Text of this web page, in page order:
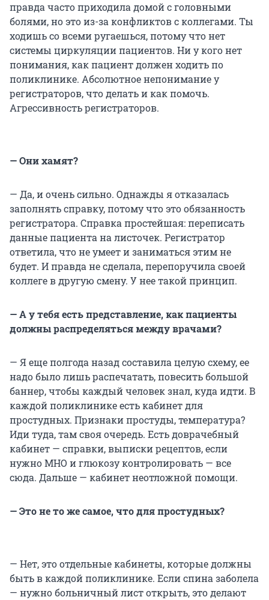
правда часто приходила домой с головными
болями, но это из-за конфликтов с коллегами. Ты
ходишь со всеми ругаешься, потому что нет
системы циркуляции пациентов. Ни у кого нет
понимания, как пациент должен ходить по
поликлинике. Абсолютное непонимание у
регистраторов, что делать и как помочь.
Агрессивность регистраторов.
— Они хамят?
— Да, и очень сильно. Однажды я отказалась
заполнять справку, потому что это обязанность
регистратора. Справка простейшая: переписать
данные пациента на листочек. Регистратор
ответила, что не умеет и заниматься этим не
будет. И правда не сделала, перепоручила своей
коллеге в другую смену. У нее такой принцип.
— А у тебя есть представление, как пациенты
должны распределяться между врачами?
— Я еще полгода назад составила целую схему, ее
надо было лишь распечатать, повесить большой
баннер, чтобы каждый человек знал, куда идти. В
каждой поликлинике есть кабинет для
простудных. Признаки простуды, температура?
Иди туда, там своя очередь. Есть доврачебный
кабинет — справки, выписки рецептов, если
нужно МНО и глюкозу контролировать — все
сюда. Дальше — кабинет неотложной помощи.
— Это не то же самое, что для простудных?
— Нет, это отдельные кабинеты, которые должны
быть в каждой поликлинике. Если спина заболела
— нужно больничный лист открыть, это делают